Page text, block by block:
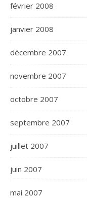
février 2008
janvier 2008
décembre 2007
novembre 2007
octobre 2007
septembre 2007
juillet 2007
juin 2007
mai 2007